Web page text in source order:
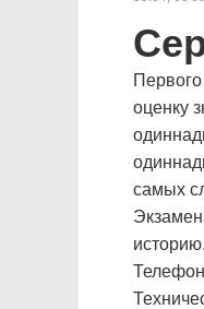
оценку
самых